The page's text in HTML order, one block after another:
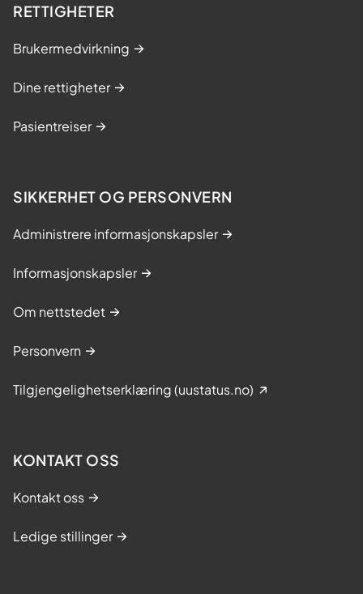
RETTIGHETER
Brukermedvirkning
Dine rettigheter
Pasientreiser
SIKKERHET OG PERSONVERN
Administrere informasjonskapsler
Informasjonskapsler
Om nettstedet
Personvern
Tilgjengelighetserklæring (uustatus.no)
KONTAKT OSS
Kontakt oss
Ledige stillinger